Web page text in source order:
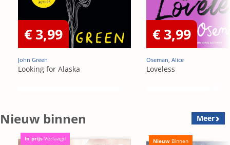
€ 3,99
John Green
Looking for Alaska
€ 3,99
Oseman, Alice
Loveless
Nieuw binnen Meer
In prijs Verlaagd Nieuw Binnen